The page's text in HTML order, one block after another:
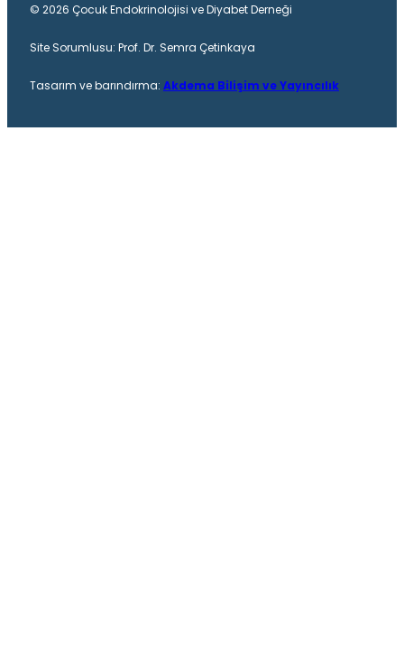
© 2026 Çocuk Endokrinolojisi ve Diyabet Derneği
Site Sorumlusu: Prof. Dr. Semra Çetinkaya
Tasarım ve barındırma: Akdema Bilişim ve Yayıncılık